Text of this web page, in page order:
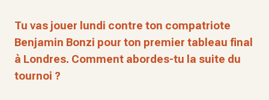
Tu vas jouer lundi contre ton compatriote
Benjamin Bonzi pour ton premier tableau final
à Londres. Comment abordes-tu la suite du
tournoi ?